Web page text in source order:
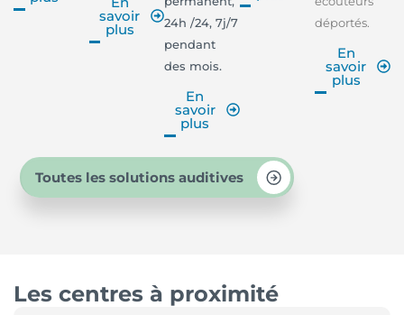
savoir
plus
24h /24, 7j/7
pendant
des mois.
En
savoir
plus
déportés.
En
savoir
plus
Toutes les solutions auditives
Les centres à proximité